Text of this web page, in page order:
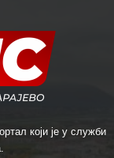
који је у служби